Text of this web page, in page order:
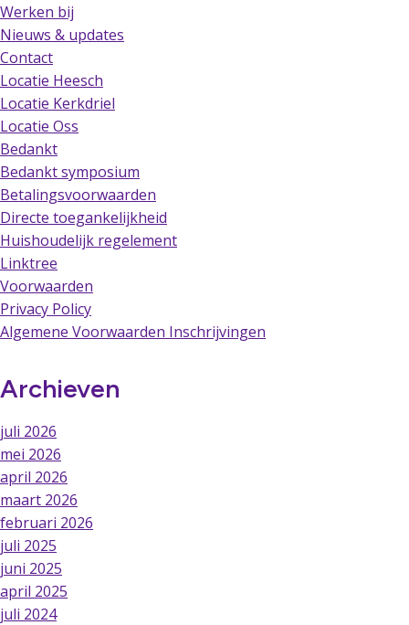
Werken bij
Nieuws & updates
Contact
Locatie Heesch
Locatie Kerkdriel
Locatie Oss
Bedankt
Bedankt symposium
Betalingsvoorwaarden
Directe toegankelijkheid
Huishoudelijk regelement
Linktree
Voorwaarden
Privacy Policy
Algemene Voorwaarden Inschrijvingen
Archieven
juli 2026
mei 2026
april 2026
maart 2026
februari 2026
juli 2025
juni 2025
april 2025
juli 2024